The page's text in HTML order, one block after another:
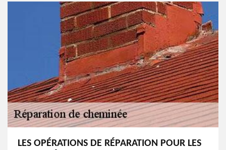
LES OPÉRATIONS DE RÉPARATION POUR LES